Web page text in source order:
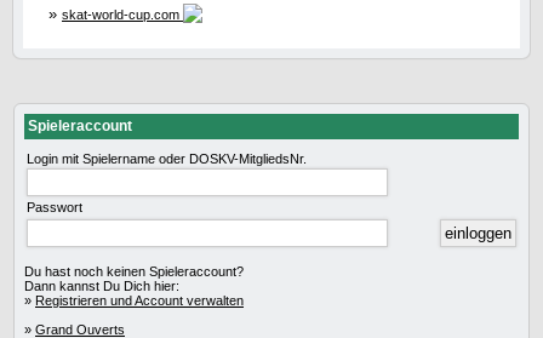
» skat-world-cup.com
Spieleraccount
Login mit Spielername oder DOSKV-MitgliedsNr.
Passwort
Du hast noch keinen Spieleraccount?
Dann kannst Du Dich hier:
» Registrieren und Account verwalten
» Grand Ouverts